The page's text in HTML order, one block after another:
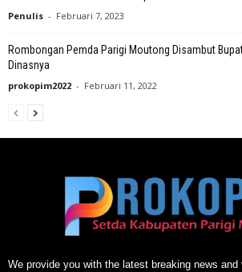
Penulis - Februari 7, 2023
Rombongan Pemda Parigi Moutong Disambut
Dinasnya
prokopim2022 - Februari 11, 2022
We provide you with the latest breaking news